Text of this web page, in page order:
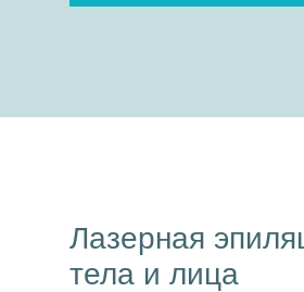
Лазерная
тела и лица